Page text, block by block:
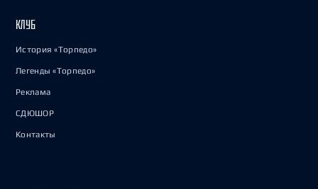
КЛУБ
История «Торпедо»
Легенды «Торпедо»
Реклама
СДЮШОР
Контакты